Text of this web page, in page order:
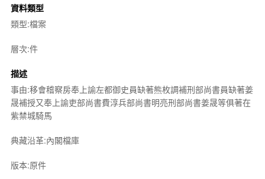
資料類型
類型:檔案
層次:件
描述
事由:移會稽察房奉上諭左都御史員缺著熊枚調補刑部尚書員缺著姜
晟補授又奉上諭吏部尚書費淳兵部尚書明亮刑部尚書姜晟等俱著在
紫禁城騎馬
典藏沿革:內閣檔庫
版本:原件